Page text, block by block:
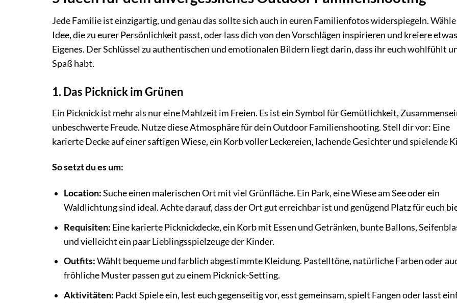
Jede Familie ist einzigartig, und genau das sollte sich auch in euren Familienfotos widerspiegeln.
Idee, die zu eurer Persönlichkeit passt, oder lass dich von den Vorschlägen inspirieren und kreiere
Eigenes. Der Schlüssel zu authentischen und emotionalen Bildern liegt darin, dass ihr euch wohlfühlt
Spaß habt.
1. Das Picknick im Grünen
Ein Picknick ist mehr als nur eine Mahlzeit im Freien. Es ist ein Symbol für Gemütlichkeit,
unbeschwerte Freude. Nutze diese Atmosphäre für dein Outdoor Familienshooting. Stell dir vor: Eine
karierte Decke auf einer saftigen Wiese, ein Korb voller Leckereien, lachende Gesichter und spielende
So setzt du es um:
Location:Suche einen malerischen Ort mit viel Grünfläche. Ein Park, eine Wiese am See oder ein
Waldlichtung sind ideal. Achte darauf, dass der Ort gut erreichbar ist und genügend Platz für euch
Requisiten: Eine karierte Picknickdecke, ein Korb mit Essen und Getränken, bunte Ballons,
und vielleicht ein paar Lieblingsspielzeuge der Kinder.
Outfits:Wählt bequeme und farblich abgestimmte Kleidung. Pastelltöne, natürliche Farben oder
fröhliche Muster passen gut zu einem Picknick-Setting.
Aktivitäten: Packt Spiele ein, lest euch gegenseitig vor, esst gemeinsam, spielt Fangen oder lasst